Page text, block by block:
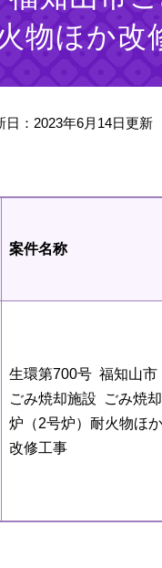
物ほか改
日：2023年6月14日更新
案件名称
生環第700号 福知山市
ごみ焼却施設 ごみ焼却
炉（2号炉）耐火物ほか
改修工事